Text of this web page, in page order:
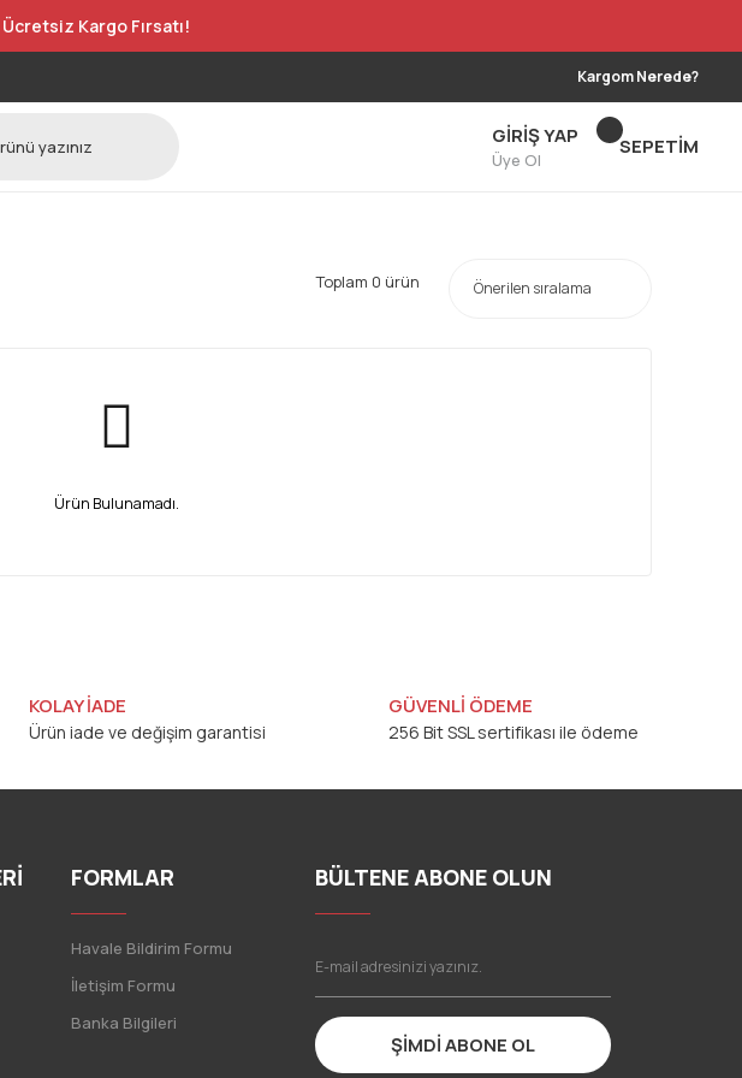
Kargo Fırsatı!
Kargom Nerede?
GİRİŞ YAP
Üye Ol
SEPETİM
Toplam 0 ürün
Ürün Bulunamadı.
KOLAY İADE
Ürün iade ve değişim garantisi
GÜVENLİ ÖDEME
256 Bit SSL sertifikası ile ödeme
FORMLAR
Havale Bildirim Formu
İletişim Formu
Banka Bilgileri
BÜLTENE ABONE OLUN
ŞİMDİ ABONE OL